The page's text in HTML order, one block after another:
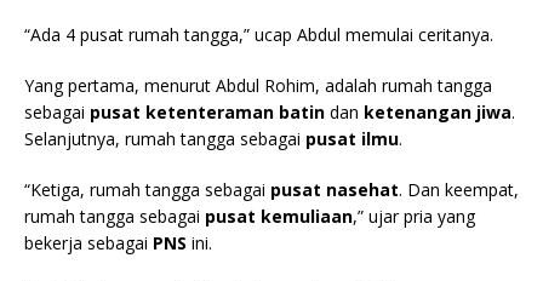
“Ada 4 pusat rumah tangga,” ucap Abdul memulai ceritanya.
Yang pertama, menurut Abdul Rohim, adalah rumah tangga
sebagai pusat ketenteraman batin dan ketenangan jiwa.
Selanjutnya, rumah tangga sebagai pusat ilmu.
“Ketiga, rumah tangga sebagai pusat nasehat. Dan keempat,
rumah tangga sebagai pusat kemuliaan,” ujar pria yang
bekerja sebagai PNS ini.